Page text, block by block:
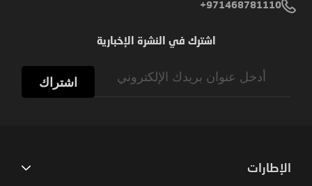
971468781110+
اشترك في النشرة الإخبارية
اشتراك
الإطارات